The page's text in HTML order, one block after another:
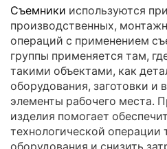
Съемники используются
производственных,
операций с применением
группы применяется там,
такими объектами, как
оборудования, заготовки и
элементы рабочего места.
изделия помогает
технологической операции
оборудования и снизить